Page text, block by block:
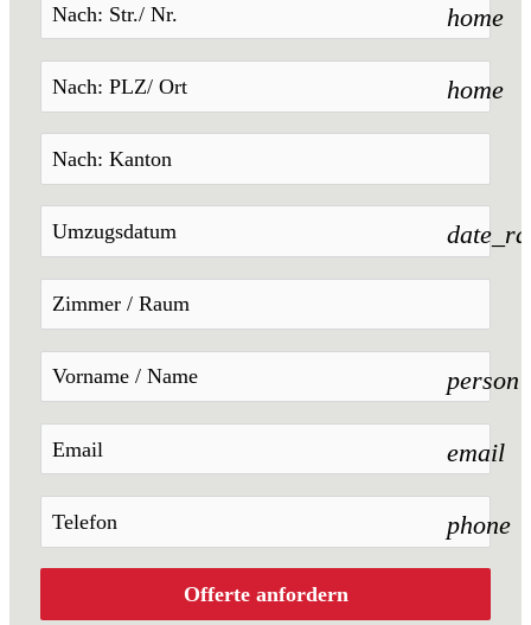
home
home
person
email
phone
Offerte anfordern